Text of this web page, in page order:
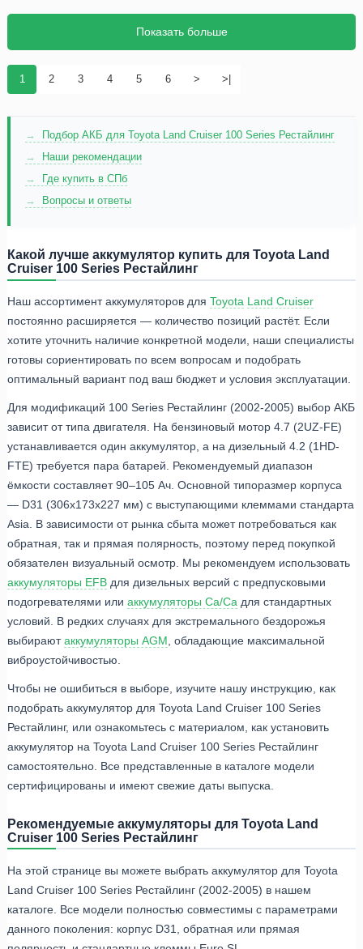
1 2 3 4 5 6 > >|
Показать больше
Подбор АКБ для Toyota Land Cruiser 100 Series Рестайлинг
Наши рекомендации
Где купить в СПб
Вопросы и ответы
Какой лучше аккумулятор купить для Toyota Land
Cruiser 100 Series Рестайлинг
Наш ассортимент аккумуляторов для Toyota Land Cruiser
постоянно расширяется — количество позиций растёт. Если
хотите уточнить наличие конкретной модели, наши специалисты
готовы сориентировать по всем вопросам и подобрать
оптимальный вариант под ваш бюджет и условия эксплуатации.
Для модификаций 100 Series Рестайлинг (2002-2005) выбор АКБ
зависит от типа двигателя. На бензиновый мотор 4.7 (2UZ-FE)
устанавливается один аккумулятор, а на дизельный 4.2 (1HD-
FTE) требуется пара батарей. Рекомендуемый диапазон
ёмкости составляет 90–105 Ач. Основной типоразмер корпуса
— D31 (306x173x227 мм) с выступающими клеммами стандарта
Asia. В зависимости от рынка сбыта может потребоваться как
обратная, так и прямая полярность, поэтому перед покупкой
обязателен визуальный осмотр. Мы рекомендуем использовать
аккумуляторы EFB для дизельных версий с предпусковыми
подогревателями или аккумуляторы Ca/Ca для стандартных
условий. В редких случаях для экстремального бездорожья
выбираютаккумуляторы AGM , обладающие максимальной
виброустойчивостью.
Чтобы не ошибиться в выборе, изучите нашу инструкцию, как
подобрать аккумулятор для Toyota Land Cruiser 100 Series
Рестайлинг, или ознакомьтесь с материалом, как установить
аккумулятор на Toyota Land Cruiser 100 Series Рестайлинг
самостоятельно. Все представленные в каталоге модели
сертифицированы и имеют свежие даты выпуска.
Рекомендуемые аккумуляторы для Toyota Land
Cruiser 100 Series Рестайлинг
На этой странице вы можете выбрать аккумулятор для Toyota
Land Cruiser 100 Series Рестайлинг (2002-2005) в нашем
каталоге. Все модели полностью совместимы с параметрами
данного поколения: корпус D31, обратная или прямая